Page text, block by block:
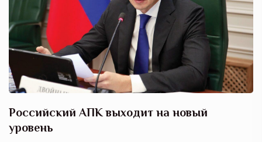
Российский АПК выходит на новый
уровень